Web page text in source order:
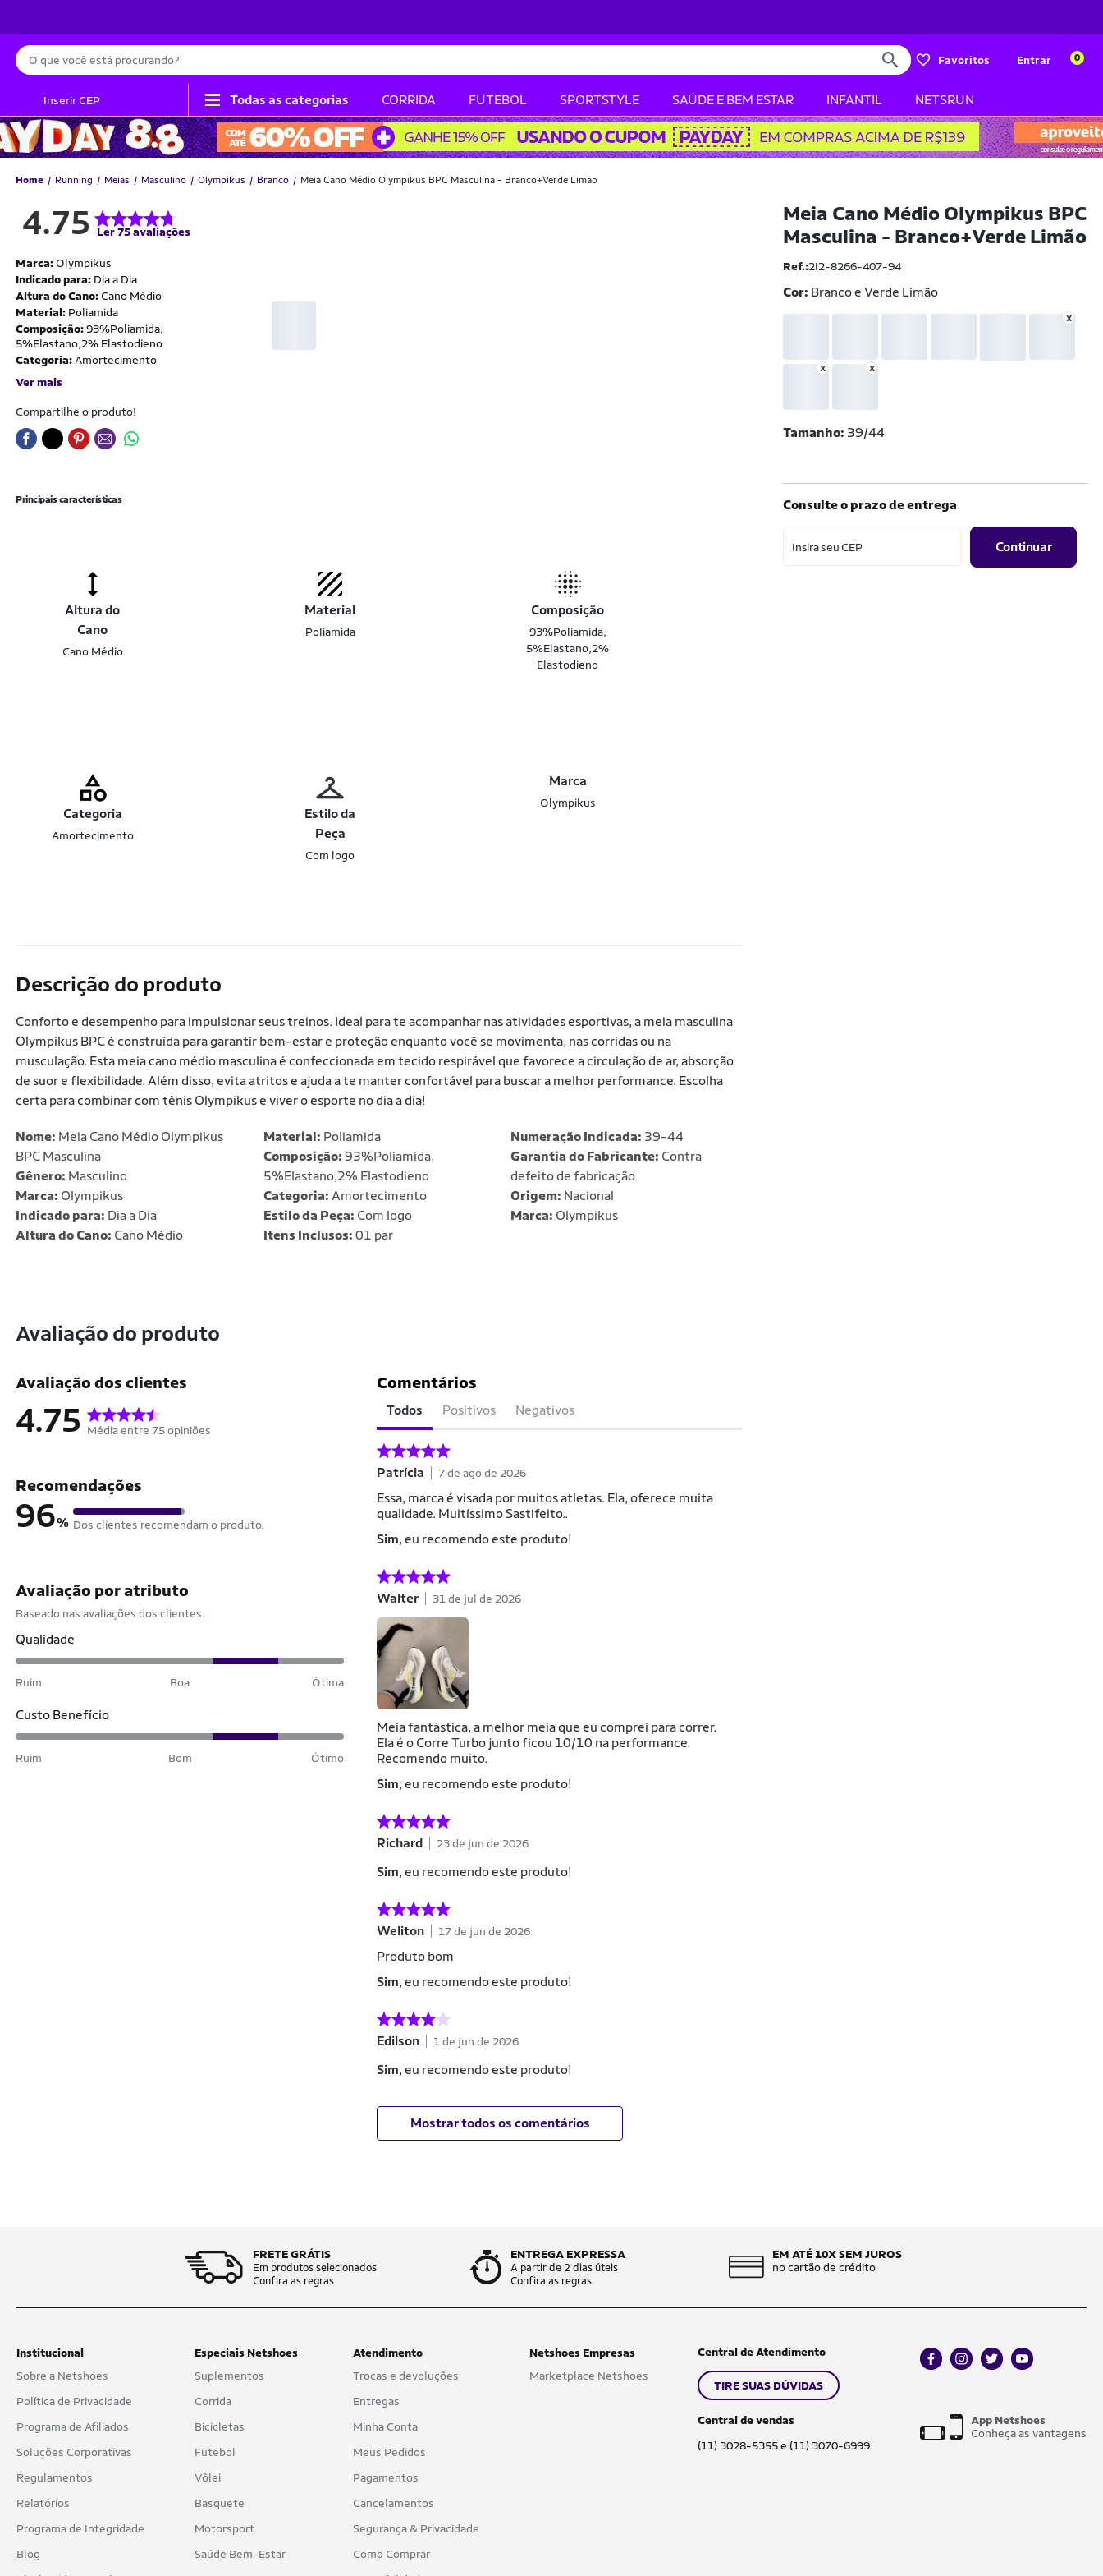
Busca
Favoritos Entrar 0
Inserir CEP Todas as categorias CORRIDA FUTEBOL SPORTSTYLE SAÚDE E BEM ESTAR INFANTIL NETSRUN
Home Running Meias Masculino Olympikus Branco Meia Cano Médio Olympikus BPC Masculina - Branco+Verde Limão
4.75 Ler 75 avaliações
Marca: Olympikus
Indicado para: Dia a Dia
Altura do Cano: Cano Médio
Material: Poliamida
Composição:93%Poliamida,
5%Elastano,2% Elastodieno
Categoria: Amortecimento
Ver mais
Compartilhe o produto!
Meia Cano Médio Olympikus BPC
Masculina - Branco+Verde Limão
Ref.:2I2-8266-407-94
Cor: Branco e Verde Limão
Tamanho 39/44
Consulte o prazo de entrega
Insira seu CEP Continuar
Principais características
Altura do
Cano
Cano Médio
Material
Poliamida
Composição
93%Poliamida,
5%Elastano,2%
Elastodieno
Categoria
Amortecimento
Estilo da
Peça
Com logo
Marca
Olympikus
Descrição do produto
Conforto e desempenho para impulsionar seus treinos. Ideal para te acompanhar nas atividades esportivas, a meia masculina
Olympikus BPC é construída para garantir bem-estar e proteção enquanto você se movimenta, nas corridas ou na
musculação. Esta meia cano médio masculina é confeccionada em tecido respirável que favorece a circulação de ar, absorção
de suor e flexibilidade. Além disso, evita atritos e ajuda a te manter confortável para buscar a melhor performance. Escolha
certa para combinar com tênis Olympikus e viver o esporte no dia a dia!
Nome: Meia Cano Médio Olympikus
BPC Masculina
Gênero: Masculino
Marca: Olympikus
Indicado para: Dia a Dia
Altura do Cano: Cano Médio
Material: Poliamida
Composição: 93%Poliamida,
5%Elastano,2% Elastodieno
Categoria: Amortecimento
Estilo da Peça: Com logo
Itens Inclusos: 01 par
Numeração Indicada: 39-44
Garantia do Fabricante: Contra
defeito de fabricação
Origem: Nacional
Marca: Olympikus
Avaliação do produto
Avaliação dos clientes
4.75 Média entre 75 opiniões
Recomendações
96% Dos clientes recomendam o produto.
Avaliação por atributo
Baseado nas avaliações dos clientes.
Qualidade
Ruim Boa Ótima
Custo Benefício
Ruim Bom Ótimo
Comentários
Todos Positivos Negativos
Patrícia 7 de ago de 2026
Essa, marca é visada por muitos atletas. Ela, oferece muita
qualidade. Muitíssimo Sastifeito..
Sim, eu recomendo este produto!
Walter 31 de jul de 2026
Meia fantástica, a melhor meia que eu comprei para correr.
Ela é o Corre Turbo junto ficou 10/10 na performance.
Recomendo muito.
Sim, eu recomendo este produto!
Richard 23 de jun de 2026
Sim, eu recomendo este produto!
Weliton 17 de jun de 2026
Produto bom
Sim, eu recomendo este produto!
Edilson 1 de jun de 2026
Sim, eu recomendo este produto!
Mostrar todos os comentários
FRETE GRÁTIS
Em produtos selecionados
Confira as regras
ENTREGA EXPRESSA
A partir de 2 dias úteis
Confira as regras
EM ATÉ 10X SEM JUROS
no cartão de crédito
Institucional
Sobre a Netshoes
Política de Privacidade
Programa de Afiliados
Soluções Corporativas
Regulamentos
Relatórios
Programa de Integridade
Blog
Especiais Netshoes
Suplementos
Corrida
Bicicletas
Futebol
Vôlei
Basquete
Motorsport
Saúde Bem-Estar
Atendimento
Trocas e devoluções
Entregas
Minha Conta
Meus Pedidos
Pagamentos
Cancelamentos
Segurança & Privacidade
Como Comprar
Netshoes Empresas
Marketplace Netshoes
Central de Atendimento
TIRE SUAS DÚVIDAS
Central de vendas
(11) 3028-5355 e (11) 3070-6999
facebookinstagram
twitteryoutube
App Netshoes
Conheça as vantagens